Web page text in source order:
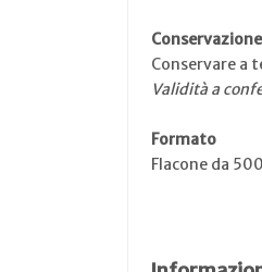
Conservazione
Conservare a
Validità a
Formato
Flacone da